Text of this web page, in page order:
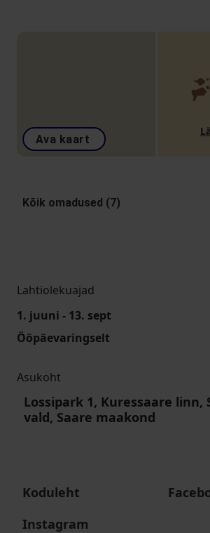
Ava kaart
Kõik omadused (7)
Lahtiolekuajad
1. juuni - 13. sept
Ööpäevaringselt
Asukoht
Lossipark 1, Kuressaare linn,
vald, Saare maakond
Koduleht
Instagram